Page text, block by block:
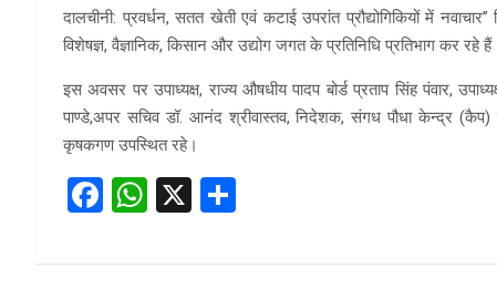
दालचीनी: प्रवर्धन, सतत खेती एवं कटाई उपरांत प्रौद्योगिकियों में
विशेषज्ञ, वैज्ञानिक, किसान और उद्योग जगत के प्रतिनिधि प्रतिभाग कर रहे
इस अवसर पर उपाध्यक्ष, राज्य औषधीय पादप बोर्ड प्रताप सिंह पंवार,
पाण्डे,अपर सचिव डॉ. आनंद श्रीवास्तव, निदेशक, संगध पौधा केन्द्र (कैप)
कृषकगण उपस्थित रहे।
F
ce
W
at
X
ar